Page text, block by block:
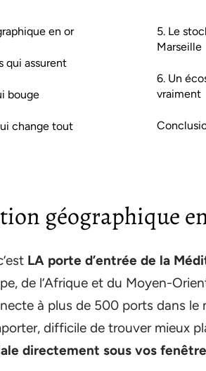
en or
qui assurent
bouge
change tout
5. Le
Marseille
6. Un
vraiment
géographique
LA porte d’entrée de la
de l’Afrique et du Moyen-
à plus de 500 ports dans le
difficile de trouver mieux
directement sous vos